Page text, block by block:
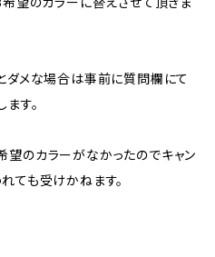
ダメな場合は事前に質問欄にて
す。
のカラーがなかったのでキャン
ても受けかねます。